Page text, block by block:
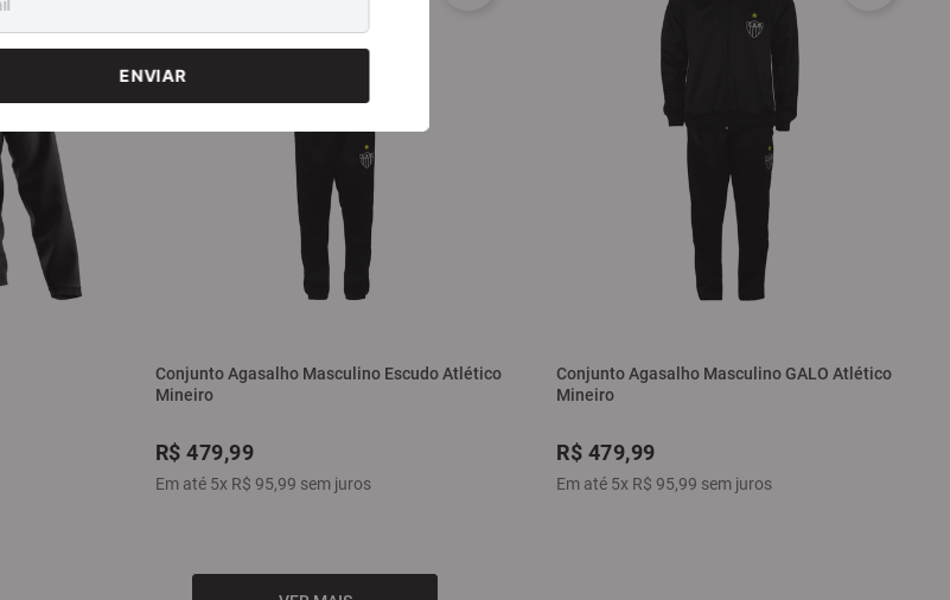
Conjunto Agasalho Masculino Escudo Atlético
Mineiro
R$ 479,99
Em até 5x R$ 95,99 sem juros
Conjunto Agasalho Masculino GALO Atlético
Mineiro
R$ 479,99
Em até 5x R$ 95,99 sem juros